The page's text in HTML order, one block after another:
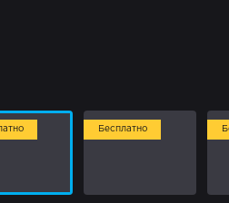
Бесплатно